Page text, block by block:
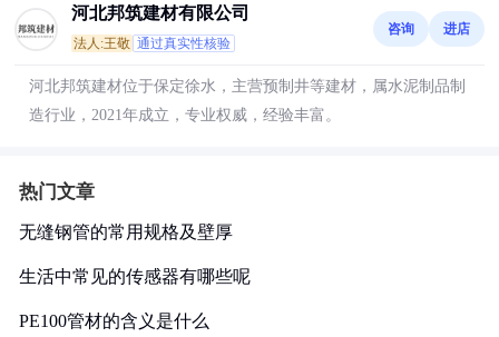
河北邦筑建材有限公司
法人:王敬 通过真实性核验
咨询 进店
河北邦筑建材位于保定徐水，主营预制井等建材，属水泥制品制
造行业，2021年成立，专业权威，经验丰富。
热门文章
无缝钢管的常用规格及壁厚
生活中常见的传感器有哪些呢
PE100管材的含义是什么